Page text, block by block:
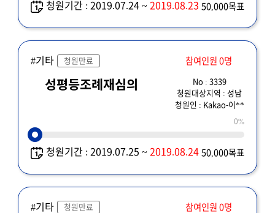
청원기간 : 2019.07.24 ~2019.08.23 50,000목표
#기타 청원만료 참여인원 0명
성평등조례재심의
No : 3339
청원대상지역 : 성남
청원인 : Kakao-이**
0%
청원기간 : 2019.07.25 ~2019.08.24 50,000목표
#기타 청원만료 참여인원 0명